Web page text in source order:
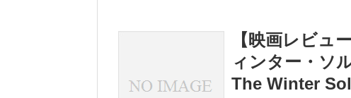
【映画レビュ
ィンター・ソ
The Winter